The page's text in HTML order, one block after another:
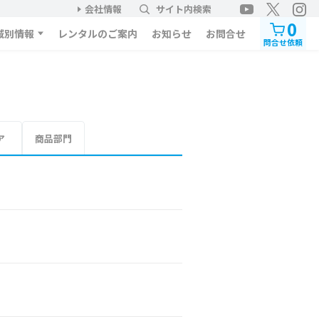
会社情報 サイト内検索
別情報 レンタルのご案内 お知らせ お問合せ 0
問合せ依頼
商品部門